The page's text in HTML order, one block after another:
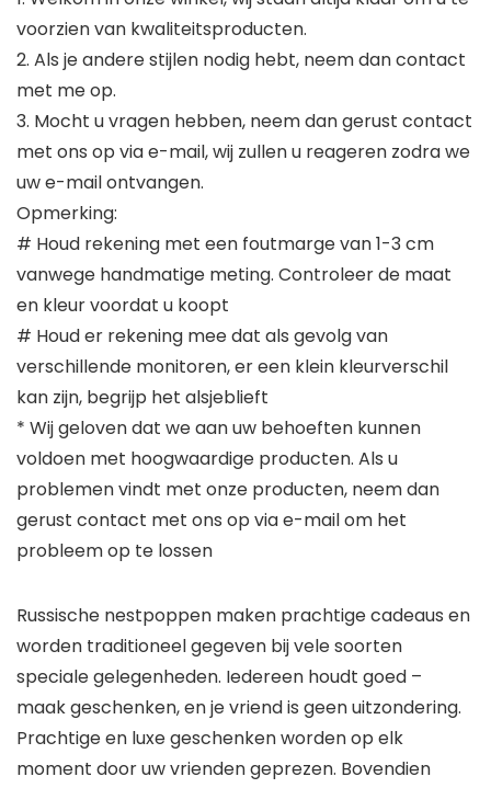
voorzien van kwaliteitsproducten.
2. Als je andere stijlen nodig hebt, neem dan contact
met me op.
3. Mocht u vragen hebben, neem dan gerust contact
met ons op via e-mail, wij zullen u reageren zodra we
uw e-mail ontvangen.
Opmerking:
# Houd rekening met een foutmarge van 1-3 cm
vanwege handmatige meting. Controleer de maat
en kleur voordat u koopt
# Houd er rekening mee dat als gevolg van
verschillende monitoren, er een klein kleurverschil
kan zijn, begrijp het alsjeblieft
* Wij geloven dat we aan uw behoeften kunnen
voldoen met hoogwaardige producten. Als u
problemen vindt met onze producten, neem dan
gerust contact met ons op via e-mail om het
probleem op te lossen
Russische nestpoppen maken prachtige cadeaus en
worden traditioneel gegeven bij vele soorten
speciale gelegenheden. Iedereen houdt goed –
maak geschenken, en je vriend is geen uitzondering.
Prachtige en luxe geschenken worden op elk
moment door uw vrienden geprezen. Bovendien